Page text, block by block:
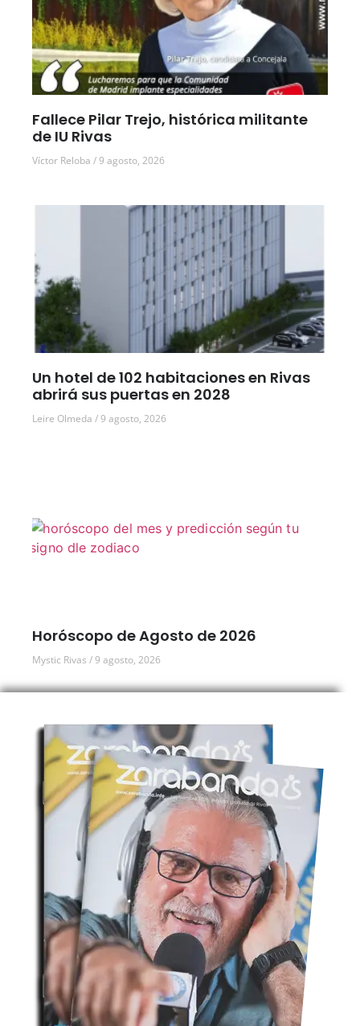
Fallece Pilar Trejo, histórica militante
de IU Rivas
Víctor Reloba 9 agosto, 2026
Un hotel de 102 habitaciones en Rivas
abrirá sus puertas en 2028
Leire Olmeda 9 agosto, 2026
Horóscopo de Agosto de 2026
Mystic Rivas 9 agosto, 2026